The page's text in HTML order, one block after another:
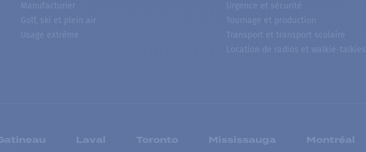
Manufacturier
Golf, ski et plein air
Usage extrême
Urgence et sécurité
Tournage et production
Transport et transport scolaire
Location de radios et walkie-talkies
Laval Toronto Mississauga Montréal